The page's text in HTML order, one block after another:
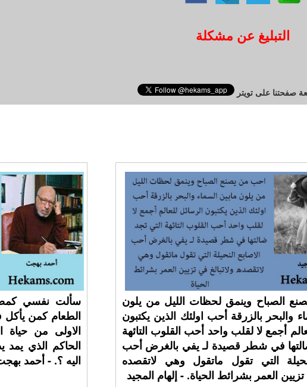
التبليغ عن مشكلة
صفحتنا على تويتر
سألت نفسي
الطعام كمن
الاولى من حياة
الحاكم الذي يمد
اليه ؟. - أحمد
الصباح وينمق لحظات الليل من يلون
والبحر بالزرقة أحب اولئك الذين يكتبون
أجمع لا لقلب واحد أحب القلوب التائهة
في شطر قصيدة لـ يفي بالغرض أحب
التي تقول ماتقول وهي لاتقصده
تزيين العمر بشرائط الحياة. - إلهام المجيد